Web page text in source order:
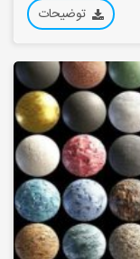
توضیحات